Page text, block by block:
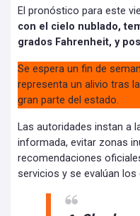
El pronóstico para este
con el cielo nublado,
grados Fahrenheit, y
Se espera un fin de
representa un alivio tras
gran parte del estado.
Las autoridades instan a
informada, evitar zonas
recomendaciones
servicios y se evalúan los